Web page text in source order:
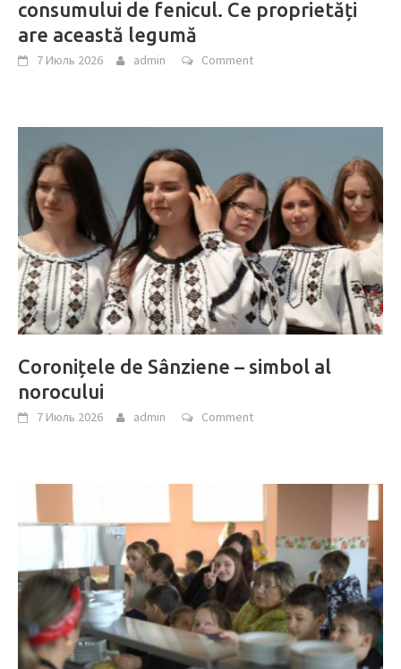
consumului de fenicul. Ce proprietăți
are această legumă
7 Июль 2026 admin Comment
Coronițele de Sânziene – simbol al
norocului
7 Июль 2026 admin Comment